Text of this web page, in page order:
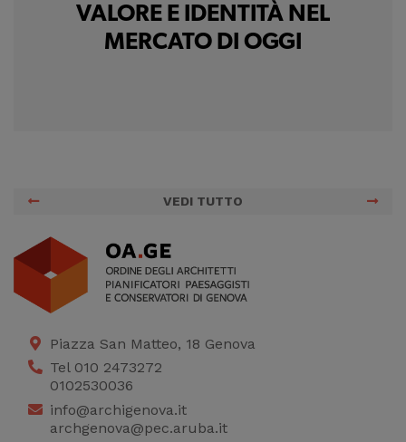
VALORE E IDENTITÀ NEL
MERCATO DI OGGI
VEDI TUTTO
Piazza San Matteo, 18 Genova
Tel 010 2473272
0102530036
info@archigenova.it
archgenova@pec.aruba.it